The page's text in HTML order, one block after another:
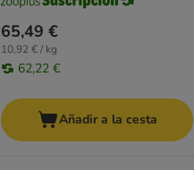
65,49 €
10,92 € / kg
62,22 €
Añadir a la cesta